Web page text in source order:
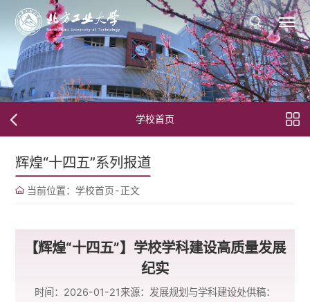
学校首页
辉煌“十四五”系列报道
当前位置： 学校首页-正文
【辉煌“十四五”】学校学科建设高质量发展
纪实
时间：2026-01-21来源：发展规划与学科建设处供稿：